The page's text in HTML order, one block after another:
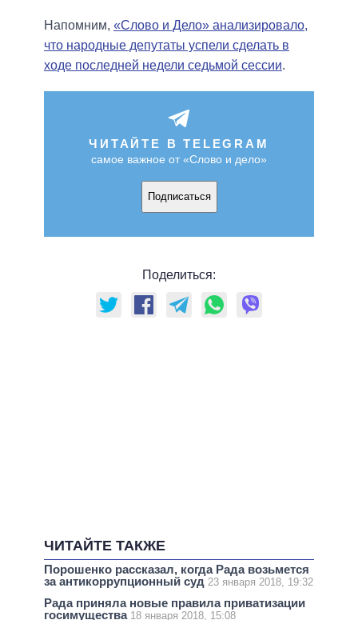
Напомним, «Слово и Дело» анализировало,
что народные депутаты успели сделать в
ходе последней недели седьмой сессии.
ЧИТАЙТЕ В TELEGRAM
самое важное от «Слово и дело»
Подписаться
Поделиться:
ЧИТАЙТЕ ТАКЖЕ
Порошенко рассказал, когда Рада возьмется
за антикоррупционный суд 23 января 2018, 19:32
Рада приняла новые правила приватизации
госимущества 18 января 2018, 15:08